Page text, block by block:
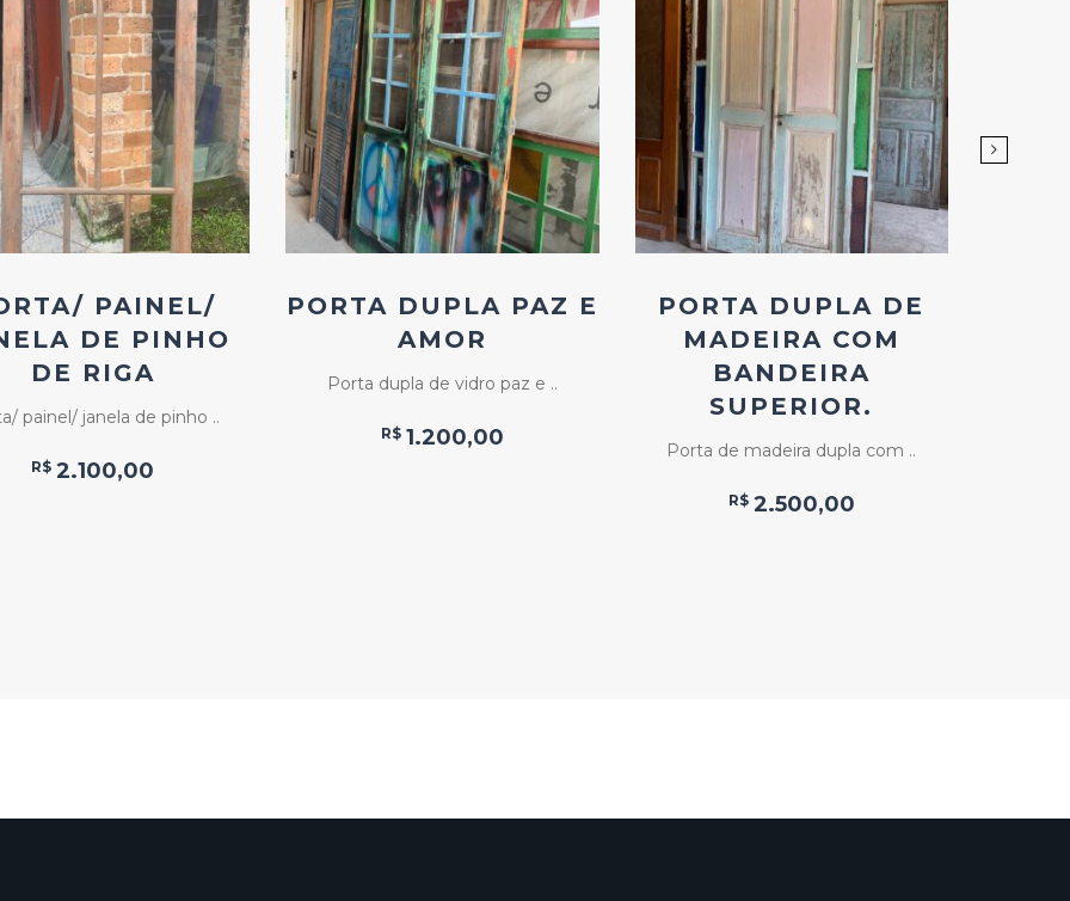
Add
ao
Favoritos
PAINEL/
DE PINHO
DE RIGA
painel/ janela de pinho ..
R$ 2.100,00
Add
ao
Favoritos
PORTA DUPLA PAZ E
AMOR
Porta dupla de vidro paz e ..
R$ 1.200,00
Add
ao
Favoritos
PORTA DUPLA DE
MADEIRA COM
BANDEIRA
SUPERIOR.
Porta de madeira dupla com ..
R$ 2.500,00